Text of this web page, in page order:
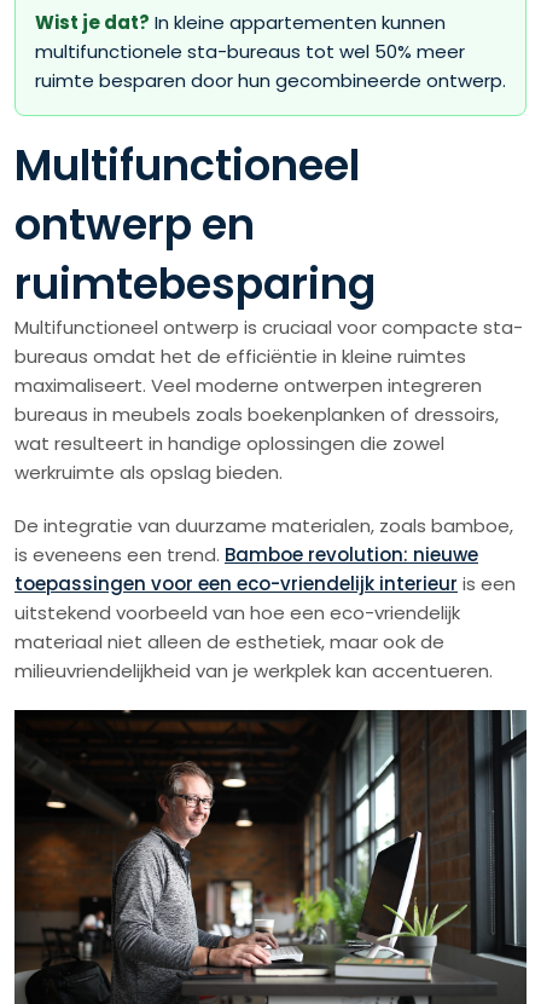
Wist je dat? In kleine appartementen kunnen
multifunctionele sta-bureaus tot wel 50% meer
ruimte besparen door hun gecombineerde ontwerp.
Multifunctioneel
ontwerp en
ruimtebesparing
Multifunctioneel ontwerp is cruciaal voor compacte sta-
bureaus omdat het de efficiëntie in kleine ruimtes
maximaliseert. Veel moderne ontwerpen integreren
bureaus in meubels zoals boekenplanken of dressoirs,
wat resulteert in handige oplossingen die zowel
werkruimte als opslag bieden.
De integratie van duurzame materialen, zoals bamboe,
is eveneens een trend. Bamboe revolution: nieuwe
toepassingen voor een eco-vriendelijk interieur is een
uitstekend voorbeeld van hoe een eco-vriendelijk
materiaal niet alleen de esthetiek, maar ook de
milieuvriendelijkheid van je werkplek kan accentueren.